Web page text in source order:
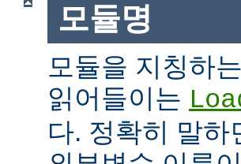
모듈명
모듈을 지칭하
읽어들이는
다. 정확히 말